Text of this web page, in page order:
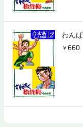
わん
660